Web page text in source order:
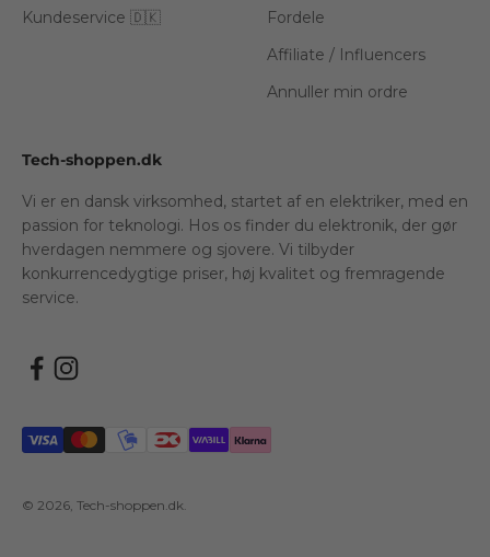
Kundeservice 🇩🇰
Fordele
Affiliate / Influencers
Annuller min ordre
Tech-shoppen.dk
Vi er en dansk virksomhed, startet af en elektriker, med en
passion for teknologi. Hos os finder du elektronik, der gør
hverdagen nemmere og sjovere. Vi tilbyder
konkurrencedygtige priser, høj kvalitet og fremragende
service.
© 2026, Tech-shoppen.dk.